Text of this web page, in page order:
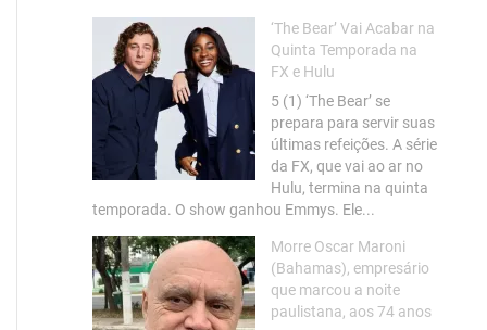
‘The Bear’ Vai Acabar na
Quinta Temporada na
FX e Hulu
5 (1) ‘The Bear’ se
prepara para servir suas
últimas refeições. A série
da FX, que vai ao ar no
Hulu, termina na quinta
temporada. O show ganhou Emmys. Ele...
Morre Oscar Maroni
(Bahamas), empresário
que marcou a noite
paulistana, aos 74 anos